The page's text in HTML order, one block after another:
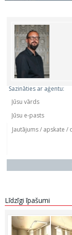
Sazināties ar aģentu:
Līdzīgi īpašumi